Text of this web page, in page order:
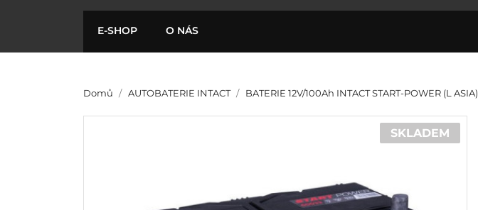
E-SHOP O NÁS
Domů AUTOBATERIE INTACT BATERIE 12V/100Ah INTACT START-POWER (L ASIA)
SKLADEM